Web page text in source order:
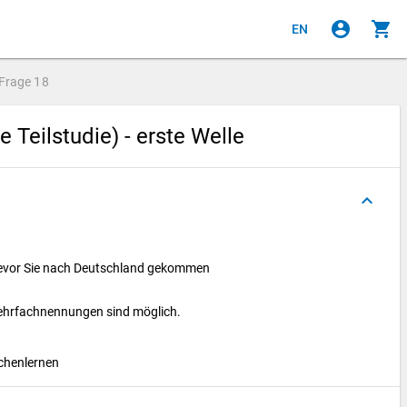
EN account_circle shopping_cart
Frage 18
Teilstudie) - erste Welle
keyboard_arrow_up
Sie nach Deutschland gekommen
sind möglich.